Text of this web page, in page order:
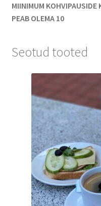
MIINIMUM KOHVIPAUSIDE
PEAB OLEMA 10
Seotud tooted